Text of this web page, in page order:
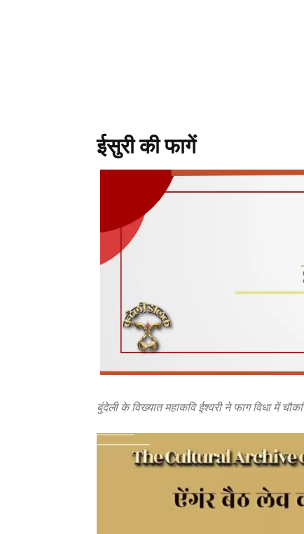
ईसुरी की फागें
बुंदेली के विख्यात महाकवि ईश्वरी ने फाग विधा में